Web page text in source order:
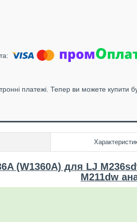
платежі. Тепер ви можете купити
(W1360A) для LJ
M211dw